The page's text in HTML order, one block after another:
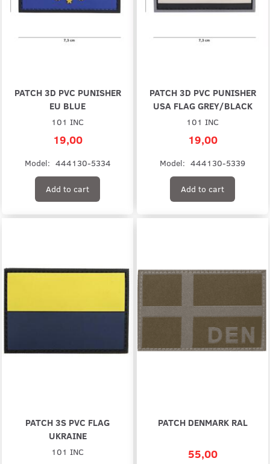
PATCH 3D PVC PUNISHER
EU BLUE
101 INC
19,00
Model: 444130-5334
Add to cart
PATCH 3D PVC PUNISHER
USA FLAG GREY/BLACK
101 INC
19,00
Model: 444130-5339
Add to cart
PATCH 3S PVC FLAG
UKRAINE
101 INC
PATCH DENMARK RAL
55,00